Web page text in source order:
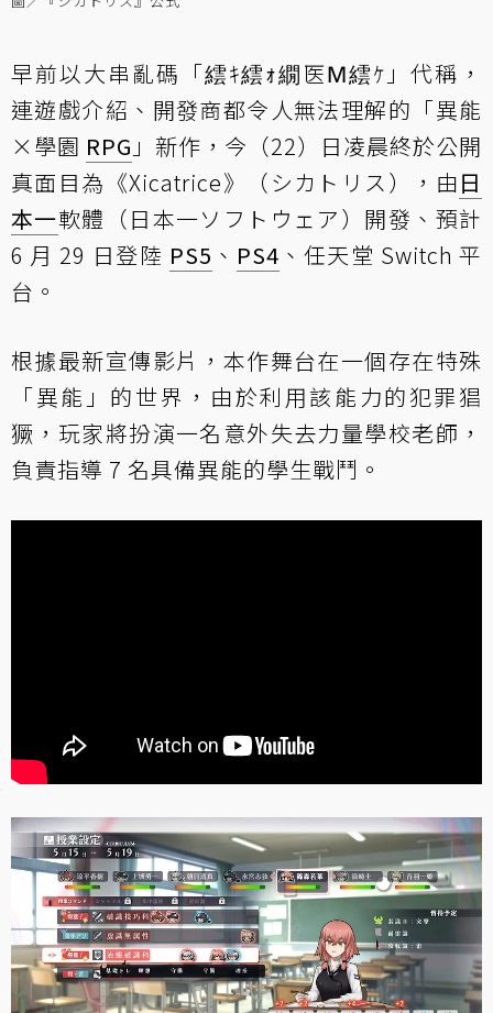
早前以大串亂碼「繧ｷ繧ｫ繝医Μ繧ｹ」代稱，
連遊戲介紹、開發商都令人無法理解的「異能
×學園 RPG 」新作，今（22）日凌晨終於公開
真面目為《Xicatrice》（シカトリス），由日
本一軟體（日本一ソフトウェア）開發、預計
6 月 29 日登陸 PS5 、 PS4 、任天堂 Switch 平
台。
根據最新宣傳影片，本作舞台在一個存在特殊
「異能」的世界，由於利用該能力的犯罪猖
獗，玩家將扮演一名意外失去力量學校老師，
負責指導 7 名具備異能的學生戰鬥。